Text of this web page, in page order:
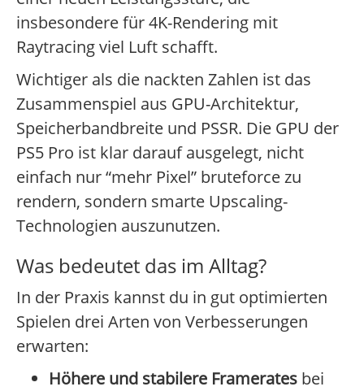
insbesondere für 4K-Rendering mit
Raytracing viel Luft schafft.
Wichtiger als die nackten Zahlen ist das
Zusammenspiel aus GPU-Architektur,
Speicherbandbreite und PSSR. Die GPU der
PS5 Pro ist klar darauf ausgelegt, nicht
einfach nur “mehr Pixel” bruteforce zu
rendern, sondern smarte Upscaling-
Technologien auszunutzen.
Was bedeutet das im Alltag?
In der Praxis kannst du in gut optimierten
Spielen drei Arten von Verbesserungen
erwarten:
Höhere und stabilere Framerates bei